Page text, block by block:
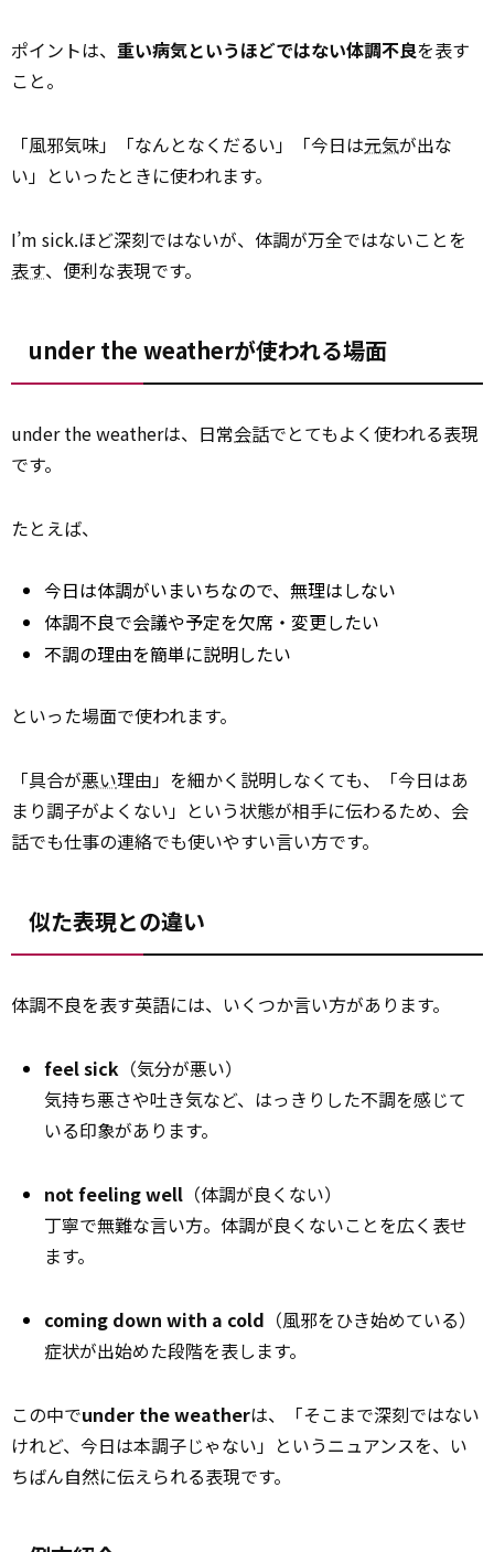
ポイントは、 重い病気というほどではない体調不良を表す
こと。
「風邪気味」「なんとなくだるい」「今日は元気が出な
い」といったときに使われます。
I’m sick.ほど深刻ではないが、体調が万全ではないことを
表す、便利な表現です。
under the weatherが使われる場面
under the weatherは、日常会話でとてもよく使われる表現
です。
たとえば、
今日は体調がいまいちなので、無理はしない
体調不良で会議や予定を欠席・変更したい
不調の理由を簡単に説明したい
といった場面で使われます。
「具合が悪い理由」を細かく説明しなくても、「今日はあ
まり調子がよくない」という状態が相手に伝わるため、会
話でも仕事の連絡でも使いやすい言い方です。
似た表現との違い
体調不良を表す英語には、いくつか言い方があります。
feel sick （気分が悪い）
気持ち悪さや吐き気など、はっきりした不調を感じて
いる印象があります。
not feeling well （体調が良くない）
丁寧で無難な言い方。体調が良くないことを広く表せ
ます。
coming down with a cold （風邪をひき始めている）
症状が出始めた段階を表します。
この中でunder the weatherは、「そこまで深刻ではない
けれど、今日は本調子じゃない」というニュアンスを、い
ちばん自然に伝えられる表現です。